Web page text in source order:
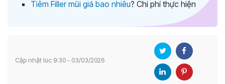
Tiêm Filler mũi giá bao nhiêu? Chi phí thực hiện
Cập nhật lúc 9:30 - 03/03/2026